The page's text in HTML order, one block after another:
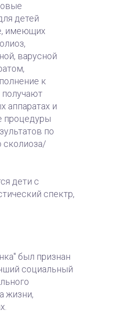
детей
имеющих
варусной
к
аппаратах и
процедуры
по
сколиоза/
дети с
спектр,
был признан
социальный
жизни,